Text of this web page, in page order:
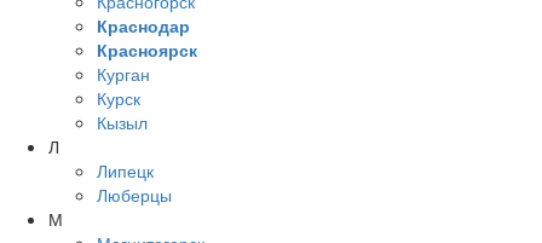
Краснодар
Красноярск
Курган
Курск
Кызыл
Л
Липецк
Люберцы
М